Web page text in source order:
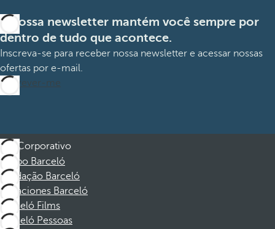
A nossa newsletter mantém você sempre por
dentro de tudo que acontece.
Inscreva-se para receber nossa newsletter e acessar nossas
ofertas por e-mail.
Inscrever-me
Corporativo
Grupo Barceló
Fundação Barceló
Vacaciones Barceló
Barceló Films
Barceló Pessoas